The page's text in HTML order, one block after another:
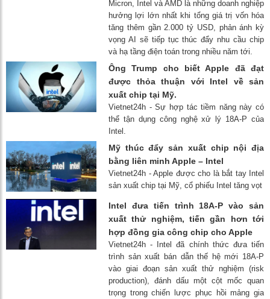
Micron, Intel và AMD là những doanh nghiệp
hưởng lợi lớn nhất khi tổng giá trị vốn hóa
tăng thêm gần 2.000 tỷ USD, phản ánh kỳ
vọng AI sẽ tiếp tục thúc đẩy nhu cầu chip
và hạ tầng điện toán trong nhiều năm tới.
Ông Trump cho biết Apple đã đạt
được thỏa thuận với Intel về sản
xuất chip tại Mỹ.
Vietnet24h - Sự hợp tác tiềm năng này có
thể tận dụng công nghệ xử lý 18A-P của
Intel.
Mỹ thúc đẩy sản xuất chip nội địa
bằng liên minh Apple – Intel
Vietnet24h - Apple được cho là bắt tay Intel
sản xuất chip tại Mỹ, cổ phiếu Intel tăng vọt
Intel đưa tiến trình 18A-P vào sản
xuất thử nghiệm, tiến gần hơn tới
hợp đồng gia công chip cho Apple
Vietnet24h - Intel đã chính thức đưa tiến
trình sản xuất bán dẫn thế hệ mới 18A-P
vào giai đoạn sản xuất thử nghiệm (risk
production), đánh dấu một cột mốc quan
trọng trong chiến lược phục hồi mảng gia